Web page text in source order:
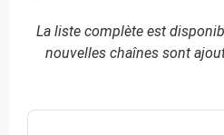
La liste complète est
nouvelles chaînes sont